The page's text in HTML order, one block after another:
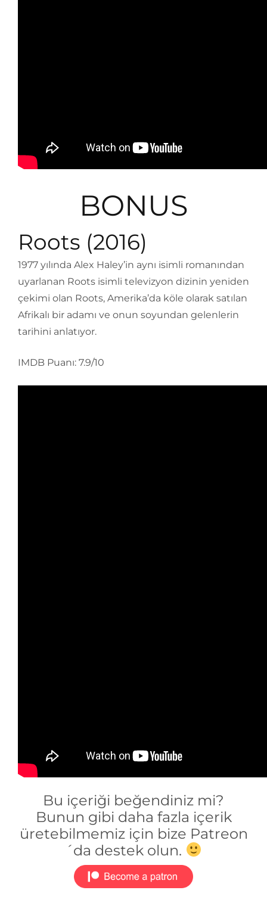
BONUS
Roots (2016)
1977 yılında Alex Haley’in aynı isimli romanından
uyarlanan Roots isimli televizyon dizinin yeniden
çekimi olan Roots, Amerika’da köle olarak satılan
Afrikalı bir adamı ve onun soyundan gelenlerin
tarihini anlatıyor.
IMDB Puanı: 7.9/10
Bu içeriği beğendiniz mi?
Bunun gibi daha fazla içerik
üretebilmemiz için bize Patreon
´da destek olun.